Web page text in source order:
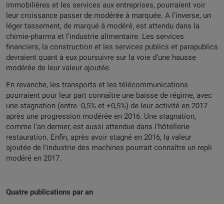
immobilières et les services aux entreprises, pourraient voir
leur croissance passer de modérée à marquée. A l’inverse, un
léger tassement, de marqué à modéré, est attendu dans la
chimie-pharma et l’industrie alimentaire. Les services
financiers, la construction et les services publics et parapublics
devraient quant à eux poursuivre sur la voie d’une hausse
modérée de leur valeur ajoutée.
En revanche, les transports et les télécommunications
pourraient pour leur part connaître une baisse de régime, avec
une stagnation (entre -0,5% et +0,5%) de leur activité en 2017
après une progression modérée en 2016. Une stagnation,
comme l’an dernier, est aussi attendue dans l’hôtellerie-
restauration. Enfin, après avoir stagné en 2016, la valeur
ajoutée de l'industrie des machines pourrait connaître un repli
modéré en 2017.
Quatre publications par an